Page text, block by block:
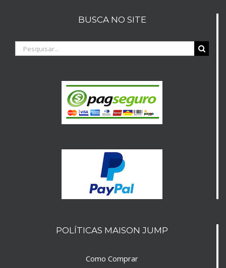
BUSCA NO SITE
Buscar
POLÍTICAS MAISON JUMP
Como Comprar